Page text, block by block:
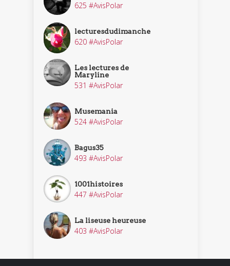
625 #AvisPolar
lecturesdudimanche
620 #AvisPolar
Les lectures de
Maryline
531 #AvisPolar
Musemania
524 #AvisPolar
Bagus35
493 #AvisPolar
1001histoires
447 #AvisPolar
La liseuse heureuse
403 #AvisPolar